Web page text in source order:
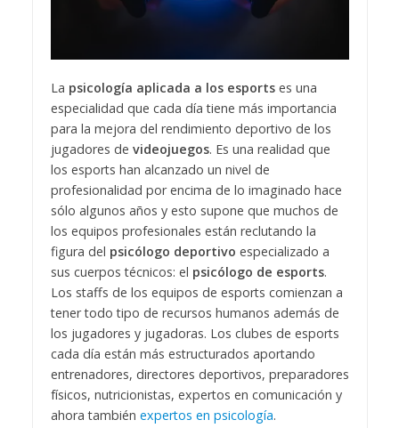
La psicología aplicada a los esports es una
especialidad que cada día tiene más importancia
para la mejora del rendimiento deportivo de los
jugadores de videojuegos. Es una realidad que
los esports han alcanzado un nivel de
profesionalidad por encima de lo imaginado hace
sólo algunos años y esto supone que muchos de
los equipos profesionales están reclutando la
figura del psicólogo deportivo especializado a
sus cuerpos técnicos: el psicólogo de esports.
Los staffs de los equipos de esports comienzan a
tener todo tipo de recursos humanos además de
los jugadores y jugadoras. Los clubes de esports
cada día están más estructurados aportando
entrenadores, directores deportivos, preparadores
físicos, nutricionistas, expertos en comunicación y
ahora también expertos en psicología.